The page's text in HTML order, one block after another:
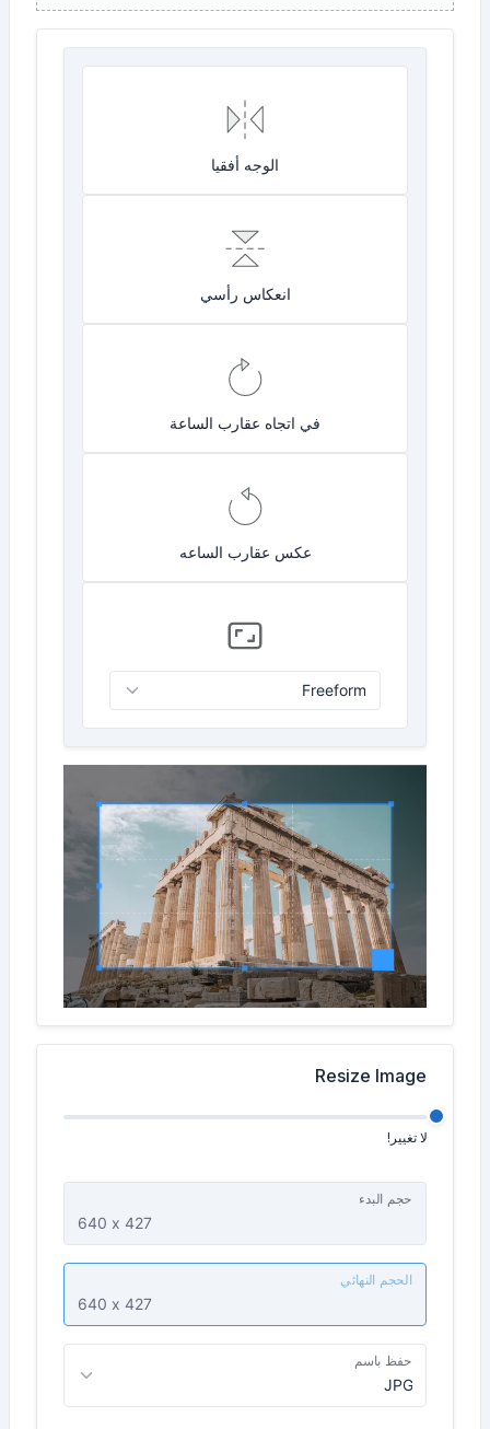
الوجه أفقيا
انعكاس رأسي
في اتجاه عقارب الساعة
عكس عقارب الساعه
Resize Image
لا تغيير!
حجم البدء
الحجم النهائي
حفظ باسم